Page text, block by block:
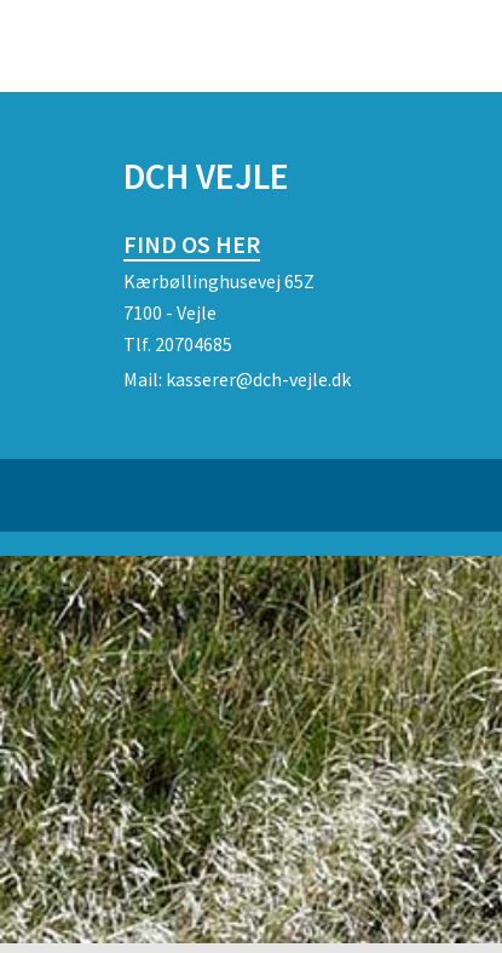
DCH VEJLE
FIND OS HER
Kærbøllinghusevej 65Z
7100 - Vejle
Tlf. 20704685
Mail: kasserer@dch-vejle.dk